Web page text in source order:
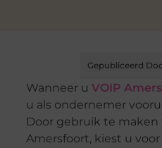
Gepubliceerd
Wanneer u VOIP
u als ondernemer
Door gebruik te maken
Amersfoort, kiest u